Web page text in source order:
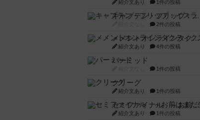
紹介文あり 1件の投稿
キャプテン・フリップ：イスラ・ボンバ
2件の投稿
メメントオンラインタクティクス
紹介文あり 4件の投稿
パーミッド
1件の投稿
クリーグ
紹介文あり 1件の投稿
セミファイナル ～お前はまだ生きている～
紹介文あり 1件の投稿